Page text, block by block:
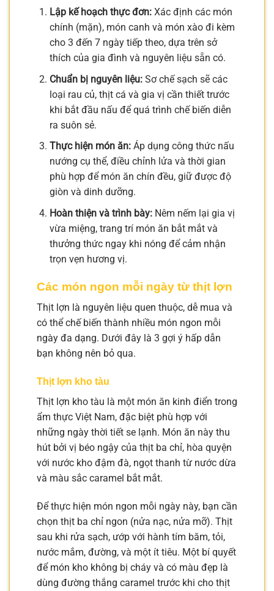
Lập kế hoạch thực đơn:Xác định các món
chính (mặn), món canh và món xào đi kèm
cho 3 đến 7 ngày tiếp theo, dựa trên sở
thích của gia đình và nguyên liệu sẵn có.
Chuẩn bị nguyên liệu:Sơ chế sạch sẽ các
loại rau củ, thịt cá và gia vị cần thiết trước
khi bắt đầu nấu để quá trình chế biến diễn
ra suôn sẻ.
Thực hiện món ăn:Áp dụng công thức nấu
nướng cụ thể, điều chỉnh lửa và thời gian
phù hợp để món ăn chín đều, giữ được độ
giòn và dinh dưỡng.
Hoàn thiện và trình bày:Nêm nếm lại gia vị
vừa miệng, trang trí món ăn bắt mắt và
thưởng thức ngay khi nóng để cảm nhận
trọn vẹn hương vị.
Các món ngon mỗi ngày từ thịt lợn
Thịt lợn là nguyên liệu quen thuộc, dễ mua và
có thể chế biến thành nhiều món ngon mỗi
ngày đa dạng. Dưới đây là 3 gợi ý hấp dẫn
bạn không nên bỏ qua.
Thịt lợn kho tàu
Thịt lợn kho tàu là một món ăn kinh điển trong
ẩm thực Việt Nam, đặc biệt phù hợp với
những ngày thời tiết se lạnh. Món ăn này thu
hút bởi vị béo ngậy của thịt ba chỉ, hòa quyện
với nước kho đậm đà, ngọt thanh từ nước dừa
và màu sắc caramel bắt mắt.
Để thực hiện món ngon mỗi ngày này, bạn cần
chọn thịt ba chỉ ngon (nửa nạc, nửa mỡ). Thịt
sau khi rửa sạch, ướp với hành tím băm, tỏi,
nước mắm, đường, và một ít tiêu. Một bí quyết
để món kho không bị cháy và có màu đẹp là
dùng đường thắng caramel trước khi cho thịt